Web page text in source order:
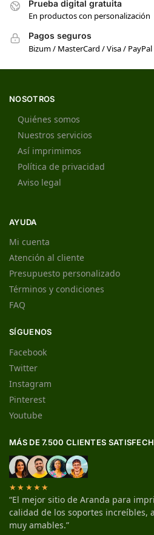
Prueba digital gratuita
En productos con personalización
Pagos seguros
Bizum / MasterCard / Visa / PayPal
NOSOTROS
Quiénes somos
Nuestros servicios
Así imprimimos
Política de privacidad
Aviso legal
AYUDA
Mi cuenta
Atención al cliente
Presupuesto personalizado
Términos y condiciones
FAQ
SÍGUENOS
Facebook
Twitter
Instagram
Pinterest
Youtube
MÁS DE 7.500 CLIENTES
★★★★★
“El mejor sitio de Aranda para
calidad de los soportes increíbles,
muy amables.”